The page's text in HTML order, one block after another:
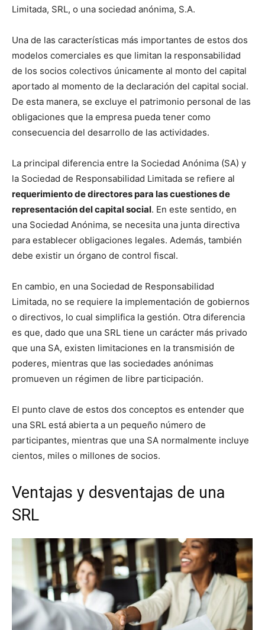
Limitada, SRL, o una sociedad anónima, S.A.
Una de las características más importantes de estos dos
modelos comerciales es que limitan la responsabilidad
de los socios colectivos únicamente al monto del capital
aportado al momento de la declaración del capital social.
De esta manera, se excluye el patrimonio personal de las
obligaciones que la empresa pueda tener como
consecuencia del desarrollo de las actividades.
La principal diferencia entre la Sociedad Anónima (SA) y
la Sociedad de Responsabilidad Limitada se refiere al
requerimiento de directores para las cuestiones de
representación del capital social. En este sentido, en
una Sociedad Anónima, se necesita una junta directiva
para establecer obligaciones legales. Además, también
debe existir un órgano de control fiscal.
En cambio, en una Sociedad de Responsabilidad
Limitada, no se requiere la implementación de gobiernos
o directivos, lo cual simplifica la gestión. Otra diferencia
es que, dado que una SRL tiene un carácter más privado
que una SA, existen limitaciones en la transmisión de
poderes, mientras que las sociedades anónimas
promueven un régimen de libre participación.
El punto clave de estos dos conceptos es entender que
una SRL está abierta a un pequeño número de
participantes, mientras que una SA normalmente incluye
cientos, miles o millones de socios.
Ventajas y desventajas de una
SRL